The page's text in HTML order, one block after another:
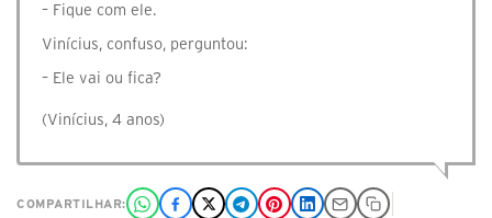
– Fique com ele.
Vinícius, confuso, perguntou:
– Ele vai ou fica?
(Vinícius, 4 anos)
COMPARTILHAR: